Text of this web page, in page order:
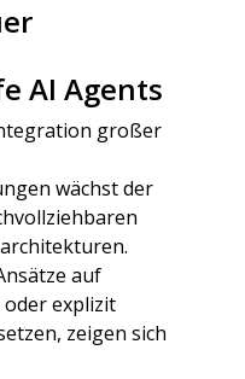
AI Agents
großer
wächst der
auf
explizit
zeigen sich